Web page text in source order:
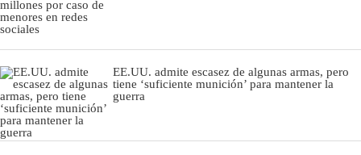
EE.UU. admite escasez de algunas armas, pero
tiene ‘suficiente munición’ para mantener la
guerra